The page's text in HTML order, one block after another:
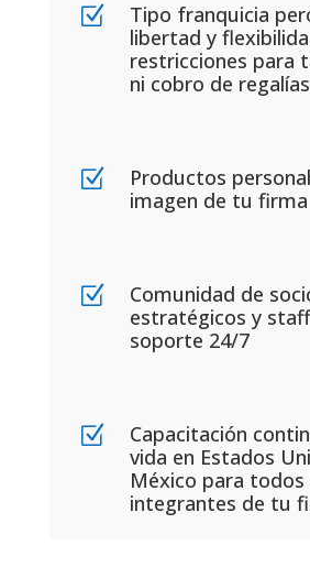
Z
Tipo franquicia
libertad y
restricciones para
ni cobro de regalías
Z
Productos
imagen de tu firma
Z
Comunidad de
estratégicos y
soporte 24/7
Z
Capacitación
vida en Estados
México para todos
integrantes de tu